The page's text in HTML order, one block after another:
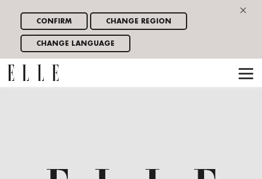
×
CONFIRM CHANGE REGION
CHANGE LANGUAGE